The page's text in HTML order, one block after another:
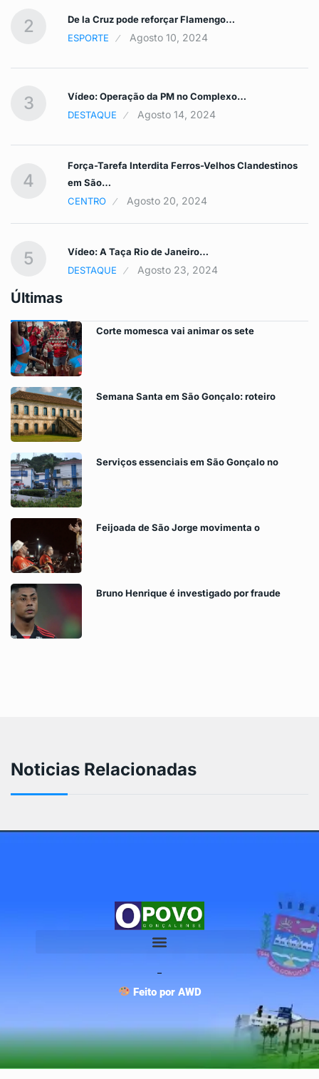
2
De la Cruz pode reforçar Flamengo…
ESPORTE
Agosto 10, 2024
3
Vídeo: Operação da PM no Complexo…
DESTAQUE
Agosto 14, 2024
4
Força-Tarefa Interdita Ferros-Velhos Clandestinos
em São…
CENTRO
Agosto 20, 2024
5
Vídeo: A Taça Rio de Janeiro…
DESTAQUE
Agosto 23, 2024
Últimas
Corte momesca vai animar os sete
Semana Santa em São Gonçalo: roteiro
Serviços essenciais em São Gonçalo no
Feijoada de São Jorge movimenta o
Bruno Henrique é investigado por fraude
Noticias Relacionadas
Feito por AWD